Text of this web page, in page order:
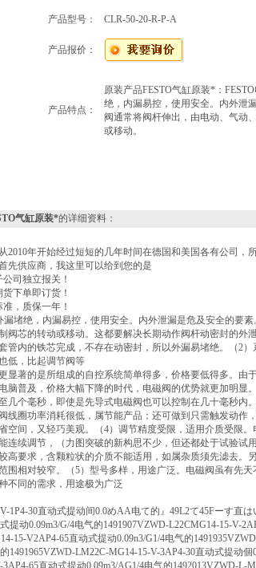
产品型号： CLR-50-20-R-P-A
产品报价：
产品特点：
原装产品FESTO气缸原装*：
绝，内漏易控，使用安全。内外泄
阀通常将阀杆伸出，由电动、气动
或移动。
气缸原装*的详细资料：
2010年开始经过短短的几年时间在德国和美国各有公司，
先供应商，我这里可以给到您的是
司独立报关！
下单即订货！
，质保一年！
漏堵绝，内漏易控，使用安全。内外泄漏是危及安全的要
阀芯的转动或移动。这都要解决长期动作阀杆动密封的外
管内的铁芯完成，不存在动密封，所以外漏易堵绝。（2
低，比起调节阀等
显著的是所组成的自控系统简单得多，价格要低得多。由
脑普及，价格大幅下降的时代，电磁阀的优势就更加明显
几个毫秒，即使是先导式电磁阀也可以控制在几十毫秒内
线圈功率消耗很低，属节能产品；还可做到只需触发动作
空间，又轻巧美观。（4）调节精度受限，适用介质受限。
连续调节，（力图突破的新构思不少，但还都处于试验试
高要求，含颗粒状的介质不能适用，如属杂质须先滤去。
围相对较窄。（5）型号多样，用途广泛。电磁阀虽有先
不同的需求，用途极为广泛
1P4-30直动式提动间0.0めAA电て的』49L2て45Fーす直
提动0.09m3/G/4电气的1491907VZWD-L22CMG14-15-V-
15-V2AP4-65直动式提动0.09n3/G1/4电气的
1491965VZWD-LM22C-MG14-15-V-3AP4-30直动式提动個
65直动式提动0.09m3/AG1/4电气的1492013VZWD-L-